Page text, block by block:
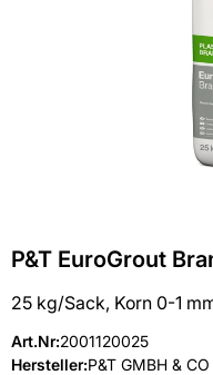
Technische Daten &
P&T EuroGrout
25 kg/Sack, Korn 0-1
Art.Nr:2001120025
Hersteller:P&T GMBH & CO